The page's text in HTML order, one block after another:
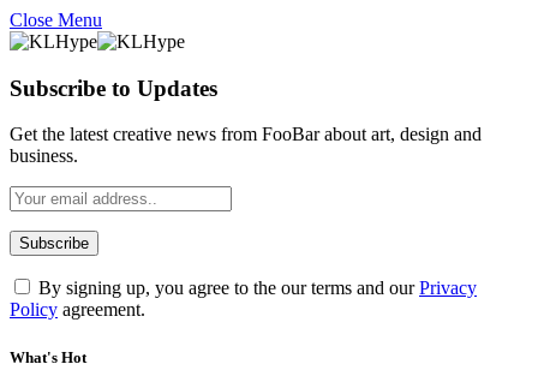
Close Menu
Subscribe to Updates
Get the latest creative news from FooBar about art, design and
business.
By signing up, you agree to the our terms and ourPrivacy
Policy agreement.
What's Hot